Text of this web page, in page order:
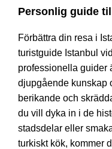
Personlig guide
Förbättra din resa i
turistguide Istanbul
professionella guider
djupgående kunskap
berikande och
du vill dyka in i de
stadsdelar eller
turkiskt kök, kommer